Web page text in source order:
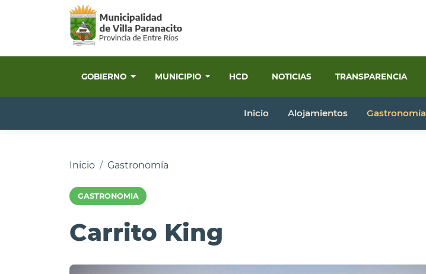
GOBIERNO MUNICIPIO HCD NOTICIAS TRANSPARENCIA
Inicio Alojamientos Gastronomía
Inicio Gastronomía
GASTRONOMIA
Carrito King